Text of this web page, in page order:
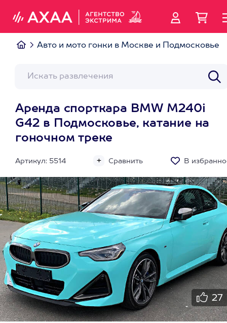
Авто и мото гонки в Москве и Подмосковье
Аренда спорткара BMW M240i
G42 в Подмосковье, катание на
гоночном треке
Артикул: 5514 Сравнить В
27